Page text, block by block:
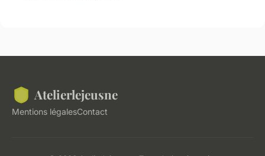
Atelierlejeusne
Mentions légalesContact